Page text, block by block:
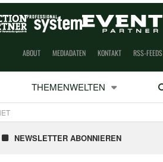
ABOUT MEDIADATEN KONTAKT RSS-FEEDS
THEMENWELTEN Suchen
NEWSLETTER ABONNIEREN